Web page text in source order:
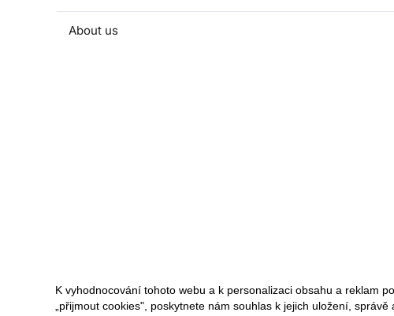
About us
K vyhodnocování tohoto webu a k personalizaci obsahu a reklam
„přijmout cookies", poskytnete nám souhlas k jejich uložení, správě